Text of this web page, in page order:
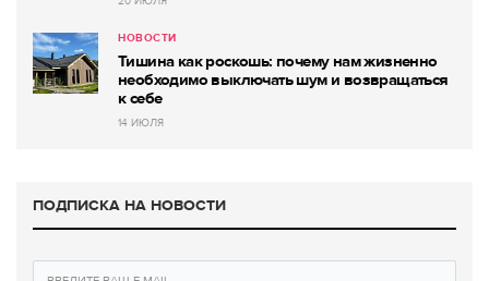
НОВОСТИ
Тишина как роскошь: почему нам жизненно
необходимо выключать шум и возвращаться
к себе
14 ИЮЛЯ
ПОДПИСКА НА НОВОСТИ